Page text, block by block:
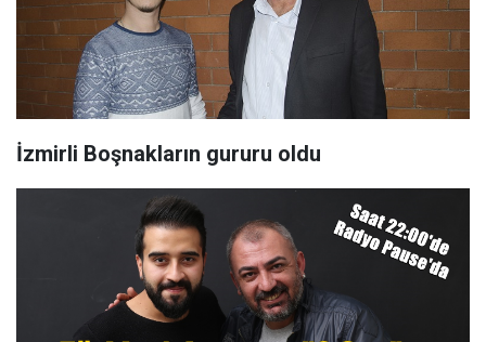
İzmirli Boşnakların gururu oldu